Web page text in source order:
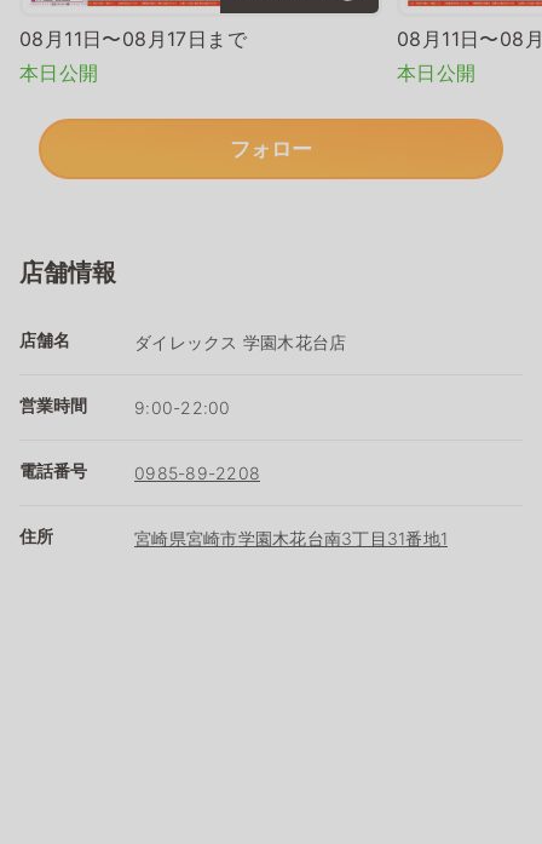
08月11日〜08月17日まで
本日公開
08月11日〜08
本日公開
フォロー
店舗情報
店舗名 ダイレックス 学園木花台店
営業時間 9:00-22:00
電話番号 0985-89-2208
住所 宮崎県宮崎市学園木花台南3丁目31番地1